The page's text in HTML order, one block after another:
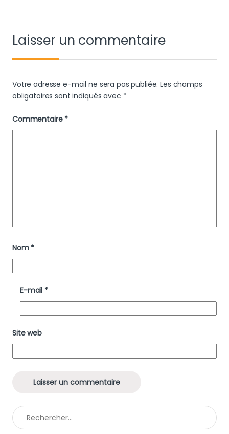
Laisser un commentaire
Votre adresse e-mail ne sera pas publiée. Les champs
obligatoires sont indiqués avec *
Commentaire *
Nom *
E-mail *
Site web
Rechercher :